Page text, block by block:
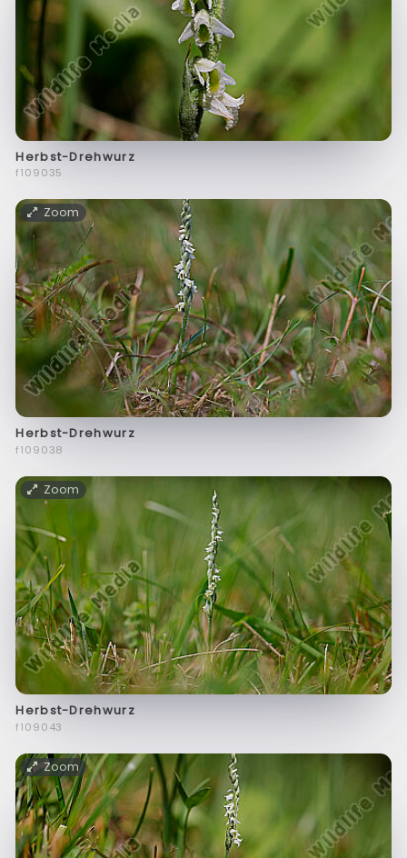
Herbst-Drehwurz
f109035
Zoom
Herbst-Drehwurz
f109038
Zoom
Herbst-Drehwurz
f109043
Zoom